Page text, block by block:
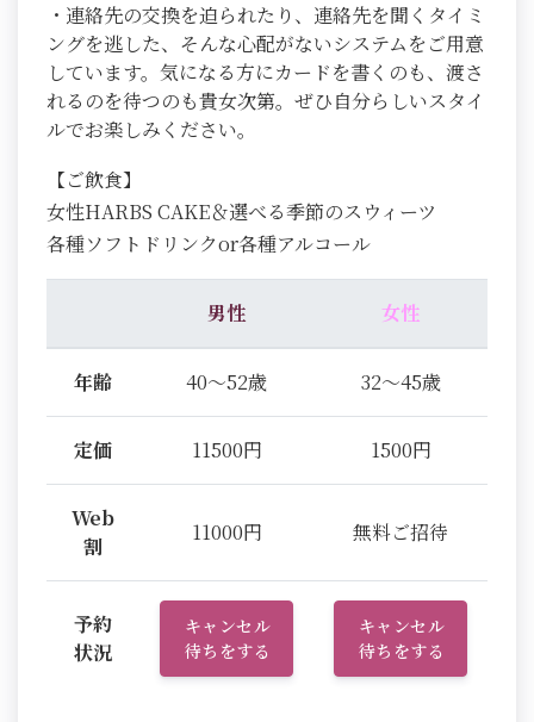
・連絡先の交換を迫られたり、連絡先を聞くタイミ
ングを逃した、そんな心配がないシステムをご用意
しています。気になる方にカードを書くのも、渡さ
れるのを待つのも貴女次第。ぜひ自分らしいスタイ
ルでお楽しみください。
【ご飲食】
女性HARBS CAKE＆選べる季節のスウィーツ
各種ソフトドリンクor各種アルコール
男性 女性
年齢 40～52歳 32～45歳
定価 11500円 1500円
Web
割
11000円 無料ご招待
予約
状況
キャンセル
待ちをする
キャンセル
待ちをする